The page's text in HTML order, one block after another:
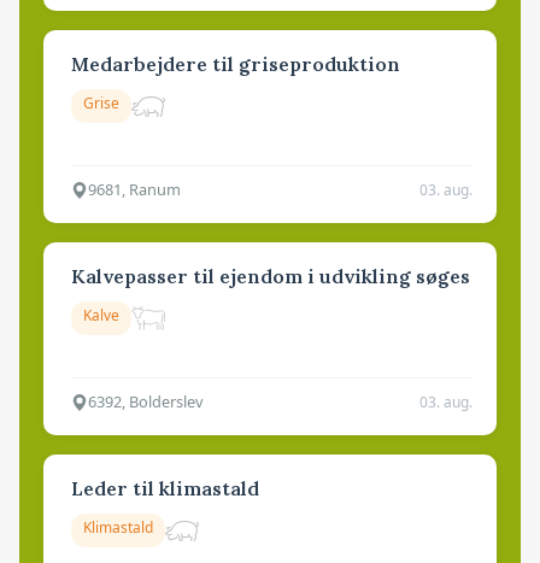
Medarbejdere til griseproduktion
Grise
9681, Ranum 03. aug.
Kalvepasser til ejendom i udvikling søges
Kalve
6392, Bolderslev 03. aug.
Leder til klimastald
Klimastald